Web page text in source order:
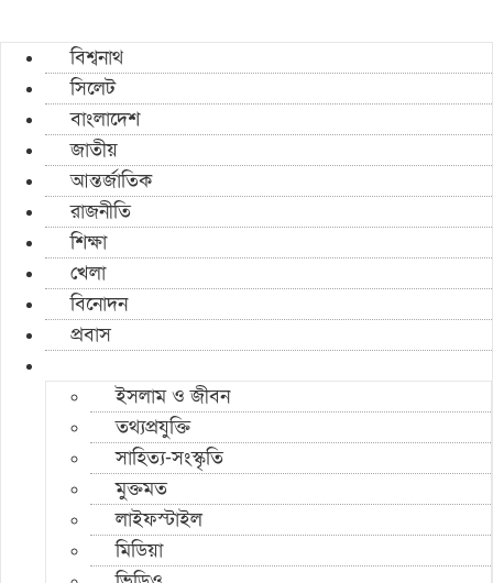
বিশ্বনাথ
সিলেট
বাংলাদেশ
জাতীয়
আন্তর্জাতিক
রাজনীতি
শিক্ষা
খেলা
বিনোদন
প্রবাস
ইসলাম ও জীবন
তথ্যপ্রযুক্তি
সাহিত্য-সংস্কৃতি
মুক্তমত
লাইফস্টাইল
মিডিয়া